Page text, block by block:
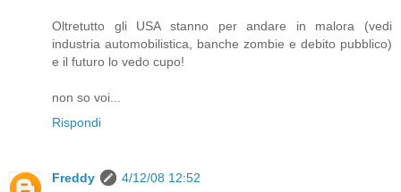
Oltretutto gli USA stanno per andare in malora (vedi
industria automobilistica, banche zombie e debito pubblico)
e il futuro lo vedo cupo!
non so voi...
Rispondi
Freddy
4/12/08 12:52